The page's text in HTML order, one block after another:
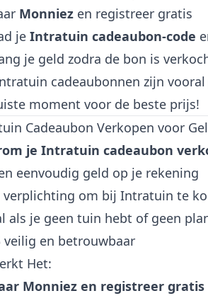
Monniez en registreer gratis
je Intratuin cadeaubon-code
je geld zodra de bon is
cadeaubonnen zijn
moment voor de beste prijs!
Cadeaubon Verkopen voor
je Intratuin cadeaubon
eenvoudig geld op je rekening
verplichting om bij Intratuin te
als je geen tuin hebt of geen
veilig en betrouwbaar
Het:
Monniez en registreer gratis